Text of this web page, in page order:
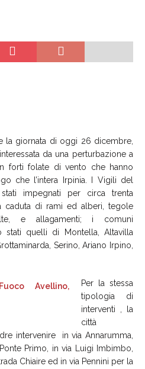
la giornata di oggi 26 dicembre,
da una perturbazione a
forti folate di vento che hanno
che l’intera Irpinia. I Vigili del
impegnati per circa trenta
caduta di rami ed alberi, tegole
e allagamenti; i comuni
stati quelli di Montella, Altavilla
Serino, Ariano Irpino,
Per la stessa
tipologia di
interventi , la
città
intervenire in via Annarumma,
Primo, in via Luigi Imbimbo,
Chiaire ed in via Pennini per la